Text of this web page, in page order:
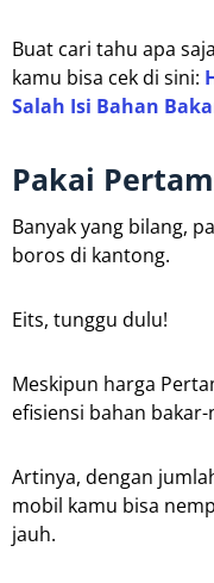
Buat cari tahu apa
kamu bisa cek di sini:
Salah Isi Bahan
Pakai
Banyak yang bilang,
boros di kantong.
Eits, tunggu dulu!
Meskipun harga
efisiensi bahan
Artinya, dengan
mobil kamu bisa
jauh.